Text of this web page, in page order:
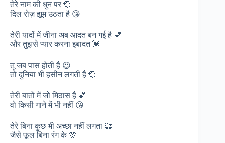
तेरे नाम की धुन पर 💞
दिल रोज़ झूम उठता है 😘
तेरी यादों में जीना अब आदत बन गई है 💕
और तुझसे प्यार करना इबादत 💓
तू जब पास होती है 😍
तो दुनिया भी हसीन लगती है 💞
तेरी बातों में जो मिठास है 💕
वो किसी गाने में भी नहीं 😘
तेरे बिना कुछ भी अच्छा नहीं लगता 💞
जैसे फूल बिना रंग के 🌸